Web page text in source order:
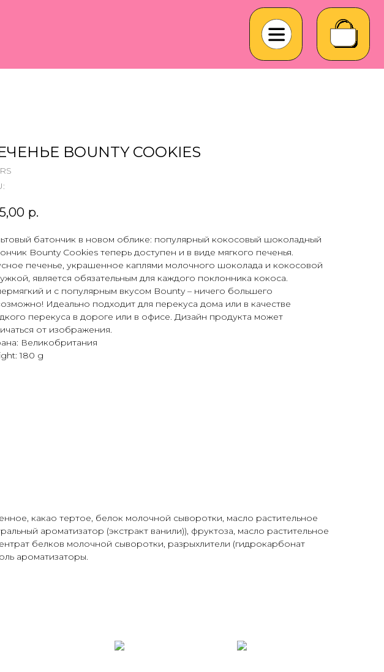
BOUNTY COOKIES
р.
батончик в новом облике: популярный кокосовый шоколадный
Bounty Cookies теперь доступен и в виде мягкого печенья.
печенье, украшенное каплями молочного шоколада и кокосовой
является обязательным для каждого поклонника кокоса.
и с популярным вкусом Bounty – ничего большего
Идеально подходит для перекуса дома или в качестве
перекуса в дороге или в офисе. Дизайн продукта может
от изображения.
Великобритания
180 g
какао тертое, белок молочной сыворотки, масло растительное
ароматизатор (экстракт ванили)), фруктоза, масло растительное
белков молочной сыворотки, разрыхлители (гидрокарбонат
ароматизаторы.